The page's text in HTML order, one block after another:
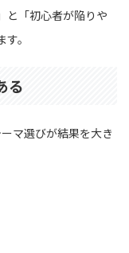
と「初心者が陥りや
。
る
マ選びが結果を大き